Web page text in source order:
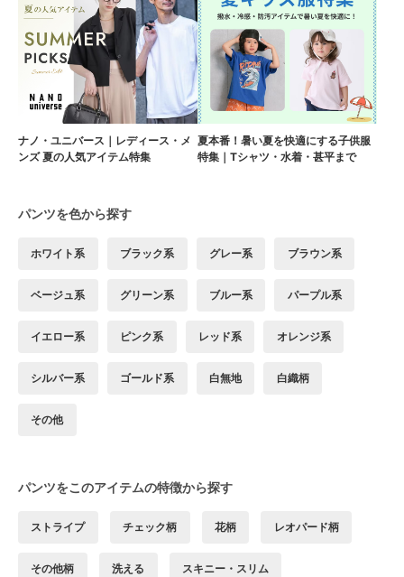
ナノ・ユニバース｜レディース・メ
ンズ 夏の人気アイテム特集
夏本番！暑い夏を快適にする子供服
特集｜Tシャツ・水着・甚平まで
パンツを色から探す
ホワイト系 ブラック系 グレー系 ブラウン系
ベージュ系 グリーン系 ブルー系 パープル系
イエロー系 ピンク系 レッド系 オレンジ系
シルバー系 ゴールド系 白無地 白織柄
その他
パンツをこのアイテムの特徴から探す
ストライプ チェック柄 花柄 レオパード柄
その他柄 洗える スキニー・スリム